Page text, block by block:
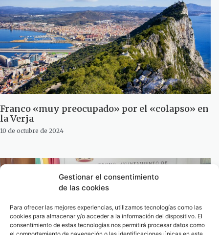
Gestionar el consentimiento
de las cookies
Para ofrecer las mejores experiencias, utilizamos tecnologías como las
cookies para almacenar y/o acceder a la información del dispositivo. El
consentimiento de estas tecnologías nos permitirá procesar datos como
el comportamiento de navegación o las identificaciones únicas en este
Franco «muy preocupado» por el «colapso» en
la Verja
10 de octubre de 2024